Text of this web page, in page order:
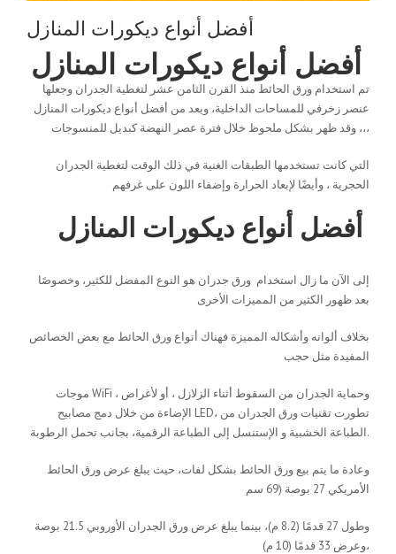
أفضل أنواع ديكورات المنازل
تم استخدام ورق الحائط منذ القرن الثامن عشر لتغطية الجدران وجعلها
عنصر زخرفي للمساحات الداخلية، ويعد من أفضل أنواع ديكورات المنازل
،، وقد ظهر بشكل ملحوظ خلال فترة عصر النهضة كبديل للمنسوجات،
التي كانت تستخدمها الطبقات الغنية في ذلك الوقت لتغطية الجدران
الحجرية ، وأيضًا لإبعاد الحرارة وإضفاء اللون على غرفهم
إلى الآن ما زال استخدام ورق جدران هو النوع المفضل للكثير، وخصوصًا
بعد ظهور الكثير من المميزات الأخرى
بخلاف ألوانه وأشكاله المميزة فهناك أنواع ورق الحائط مع بعض الخصائص
المفيدة مثل حجب
موجات WiFi ، وحماية الجدران من السقوط أثناء الزلازل ، أو لأغراض
الإضاءة من خلال دمج مصابيح LED، تطورت تقنيات ورق الجدران من
الطباعة الخشبية و الإستنسل إلى الطباعة الرقمية، بجانب تحمل الرطوبة.
وعادة ما يتم بيع ورق الحائط بشكل لفات، حيث يبلغ عرض ورق الحائط
الأمريكي 27 بوصة (69 سم
وطول 27 قدمًا (8.2 م)، بينما يبلغ عرض ورق الجدران الأوروبي 21.5 بوصة
وعرض 33 قدمًا (10 م)،